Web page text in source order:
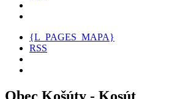
{L_PAGES_MAPA}
RSS